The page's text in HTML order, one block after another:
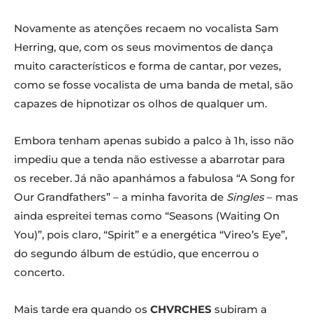
Novamente as atenções recaem no vocalista Sam
Herring, que, com os seus movimentos de dança
muito característicos e forma de cantar, por vezes,
como se fosse vocalista de uma banda de metal, são
capazes de hipnotizar os olhos de qualquer um.
Embora tenham apenas subido a palco à 1h, isso não
impediu que a tenda não estivesse a abarrotar para
os receber. Já não apanhámos a fabulosa “A Song for
Our Grandfathers” – a minha favorita de Singles– mas
ainda espreitei temas como “Seasons (Waiting On
You)”, pois claro, “Spirit” e a energética “Vireo’s Eye”,
do segundo álbum de estúdio, que encerrou o
concerto.
Mais tarde era quando os CHVRCHES subiram a